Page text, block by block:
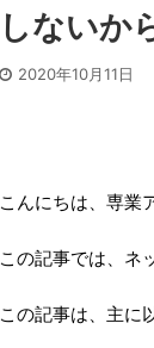
しないか
2020年10月11日
こんにちは、専業
この記事では、ネ
この記事は、主に